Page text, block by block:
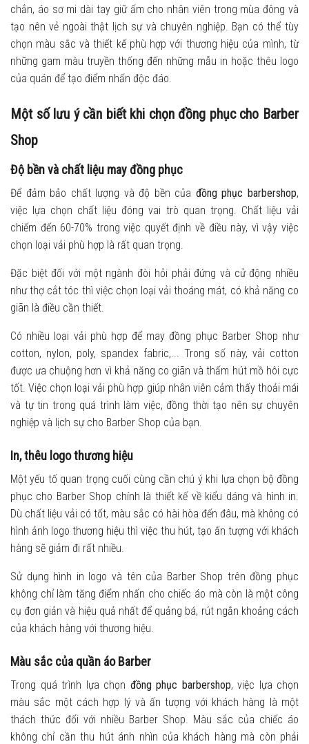
chắn, áo sơ mi dài tay giữ ấm cho nhân viên trong mùa đông và
tạo nên vẻ ngoài thật lịch sự và chuyên nghiệp. Bạn có thể tùy
chọn màu sắc và thiết kế phù hợp với thương hiệu của mình, từ
những gam màu truyền thống đến những mẫu in hoặc thêu logo
của quán để tạo điểm nhấn độc đáo.
Một số lưu ý cần biết khi chọn đồng phục cho Barber
Shop
Độ bền và chất liệu may đồng phục
Để đảm bảo chất lượng và độ bền của đồng phục barbershop,
việc lựa chọn chất liệu đóng vai trò quan trọng. Chất liệu vải
chiếm đến 60-70% trong việc quyết định về điều này, vì vậy việc
chọn loại vải phù hợp là rất quan trọng.
Đặc biệt đối với một ngành đòi hỏi phải đứng và cử động nhiều
như thợ cắt tóc thì việc chọn loại vải thoáng mát, có khả năng co
giãn là điều cần thiết.
Có nhiều loại vải phù hợp để may đồng phục Barber Shop như
cotton, nylon, poly, spandex fabric,... Trong số này, vải cotton
được ưa chuộng hơn vì khả năng co giãn và thấm hút mồ hôi cực
tốt. Việc chọn loại vải phù hợp giúp nhân viên cảm thấy thoải mái
và tự tin trong quá trình làm việc, đồng thời tạo nên sự chuyên
nghiệp và lịch sự cho Barber Shop của bạn.
In, thêu logo thương hiệu
Một yếu tố quan trọng cuối cùng cần chú ý khi lựa chọn bộ đồng
phục cho Barber Shop chính là thiết kế về kiểu dáng và hình in.
Dù chất liệu vải có tốt, màu sắc có hài hòa đến đâu, mà không có
hình ảnh logo thương hiệu thì việc thu hút, tạo ấn tượng với khách
hàng sẽ giảm đi rất nhiều.
Sử dụng hình in logo và tên của Barber Shop trên đồng phục
không chỉ làm tăng điểm nhấn cho chiếc áo mà còn là một công
cụ đơn giản và hiệu quả nhất để quảng bá, rút ngắn khoảng cách
của khách hàng với thương hiệu.
Màu sắc của quần áo Barber
Trong quá trình lựa chọn đồng phục barbershop, việc lựa chọn
màu sắc một cách hợp lý và ấn tượng với khách hàng là một
thách thức đối với nhiều Barber Shop. Màu sắc của chiếc áo
không chỉ cần thu hút ánh nhìn của khách hàng mà còn phải